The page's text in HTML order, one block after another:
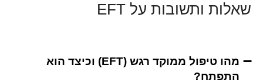
שאלות ותשובות על EFT
מהו טיפול ממוקד רגש (EFT) וכיצד הוא
התפתח?